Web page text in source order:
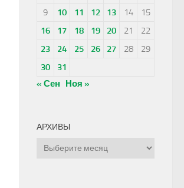
9
10 11 12 13 14
15
16
17 18 19 20 21
22
23
24 25 26 27 28
29
30
31
« Сен
Ноя »
АРХИВЫ
Архивы